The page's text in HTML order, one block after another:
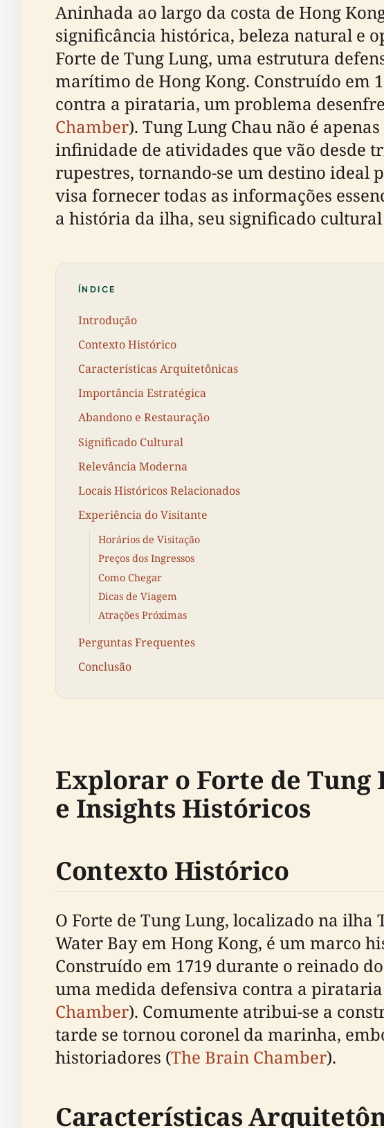
Aninhada ao largo da costa de Hong
significância histórica, beleza natural e
Forte de Tung Lung, uma estrutura
marítimo de Hong Kong. Construído em
contra a pirataria, um problema
Chamber). Tung Lung Chau não é
infinidade de atividades que vão desde
rupestres, tornando-se um destino ideal
visa fornecer todas as informações
a história da ilha, seu significado
ÍNDICE
Introdução
Contexto Histórico
Características Arquitetônicas
Importância Estratégica
Abandono e Restauração
Significado Cultural
Relevância Moderna
Locais Históricos Relacionados
Experiência do Visitante
Horários de Visitação
Preços dos Ingressos
Como Chegar
Dicas de Viagem
Atrações Próximas
Perguntas Frequentes
Conclusão
Explorar o Forte de Tung
e Insights Históricos
Contexto Histórico
O Forte de Tung Lung, localizado na
Water Bay em Hong Kong, é um marco
Construído em 1719 durante o reinado
uma medida defensiva contra a
Chamber). Comumente atribui-se a
tarde se tornou coronel da marinha,
historiadores (The Brain Chamber).
Características